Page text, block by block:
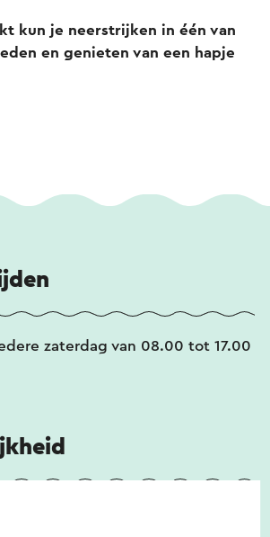
kun je neerstrijken in één van
en genieten van een hapje
zaterdag van 08.00 tot 17.00